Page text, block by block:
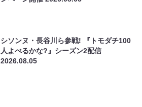
シソンヌ・長谷川ら参戦! 『トモダチ100
人よべるかな?』シーズン2配信
2026.08.05